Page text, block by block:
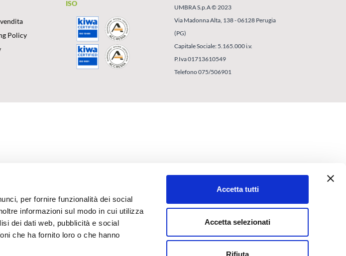
per fornire funzionalità dei social
informazioni sul modo in cui utilizza
dei dati web, pubblicità e social
che ha fornito loro o che hanno
Accetta tutti
Accetta selezionati
Rifiuta
Policy
ISO
UMBRA S.p.A © 2023
Via Madonna Alta, 138 - 06128 Perugia
(PG)
Capitale Sociale: 5.165.000 i.v.
P.Iva 01713610549
Telefono 075/506901